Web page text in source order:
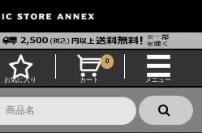
お気に入り カート
0
メニュー